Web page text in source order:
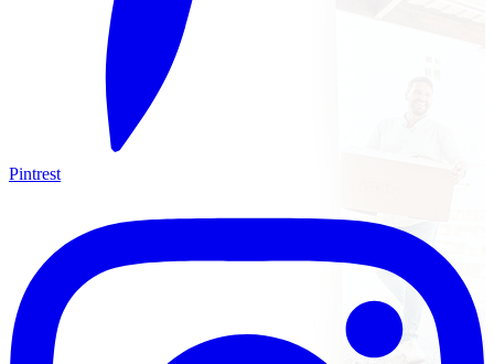
Pintrest